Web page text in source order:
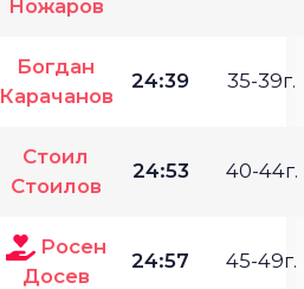
Ножаров
Богдан
Карачанов
24:39 35-39г.
Стоил
Стоилов
24:53 40-44г.
Росен
Досев
24:57 45-49г.